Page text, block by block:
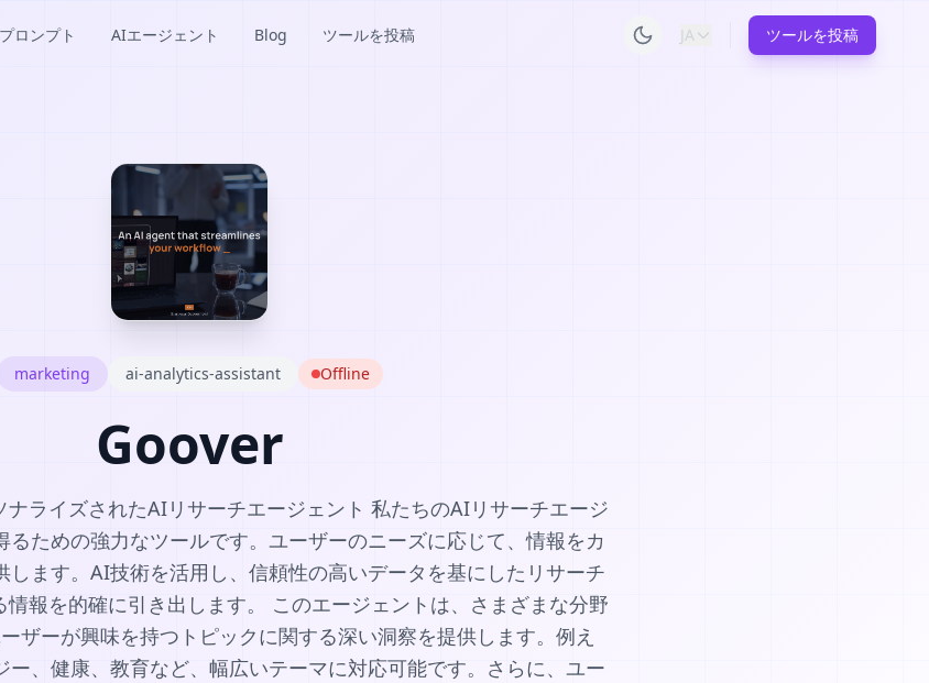
プロンプト AIエージェント Blog ツールを投稿 JA ツールを投稿
marketing ai-analytics-assistant Offline
Goover
ライズされたAIリサーチエージェント 私たちのAIリサーチエージ
るための強力なツールです。ユーザーのニーズに応じて、情報をカ
します。AI技術を活用し、信頼性の高いデータを基にしたリサーチ
報を的確に引き出します。 このエージェントは、さまざまな分野
ザーが興味を持つトピックに関する深い洞察を提供します。例え
ー、健康、教育など、幅広いテーマに対応可能です。さらに、ユー